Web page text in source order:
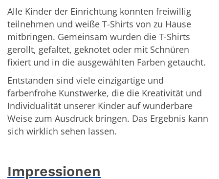
Alle Kinder der Einrichtung konnten freiwillig
teilnehmen und weiße T-Shirts von zu Hause
mitbringen. Gemeinsam wurden die T-Shirts
gerollt, gefaltet, geknotet oder mit Schnüren
fixiert und in die ausgewählten Farben getaucht.
Entstanden sind viele einzigartige und
farbenfrohe Kunstwerke, die die Kreativität und
Individualität unserer Kinder auf wunderbare
Weise zum Ausdruck bringen. Das Ergebnis kann
sich wirklich sehen lassen.
Impressionen